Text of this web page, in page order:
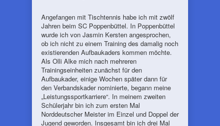
Angefangen mit Tischtennis habe ich mit zwölf
Jahren beim SC Poppenbüttel. In Poppenbüttel
wurde ich von Jasmin Kersten angesprochen,
ob ich nicht zu einem Training des damalig noch
existierenden Aufbaukaders kommen möchte.
Als Olli Alke mich nach mehreren
Trainingseinheiten zunächst für den
Aufbaukader, einige Wochen später dann für
den Verbandskader nominierte, begann meine
„Leistungssportkarriere“. In meinem zweiten
Schülerjahr bin ich zum ersten Mal
Norddeutscher Meister im Einzel und Doppel der
Jugend geworden. Insgesamt bin ich drei Mal